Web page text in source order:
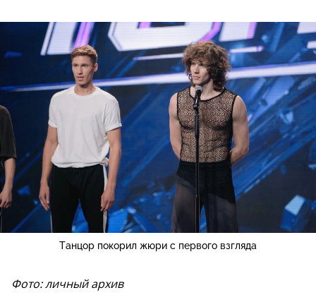
Танцор покорил жюри с первого взгляда
Фото: личный архив